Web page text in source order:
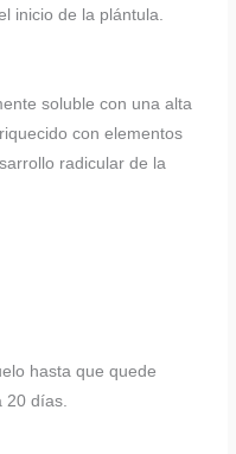
inicio de la plántula.
soluble con una alta
con elementos
radicular de la
hasta que quede
20 días.